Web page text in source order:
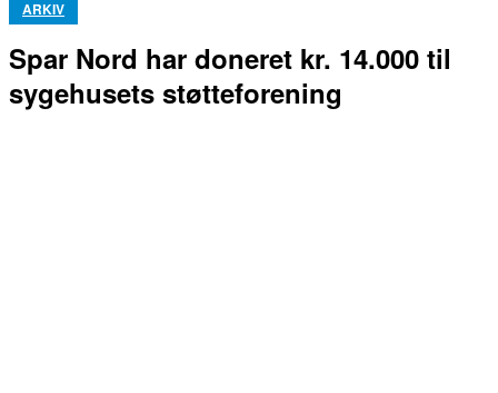
ARKIV
Spar Nord har doneret kr. 14.000 til
sygehusets støtteforening